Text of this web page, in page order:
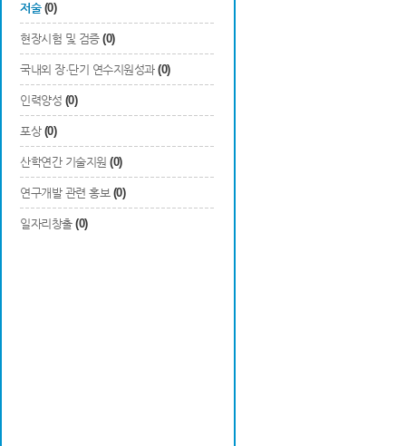
저술 (0)
현장시험 및 검증 (0)
국내외 장·단기 연수지원성과 (0)
인력양성 (0)
포상 (0)
산학연간 기술지원 (0)
연구개발 관련 홍보 (0)
일자리창출 (0)